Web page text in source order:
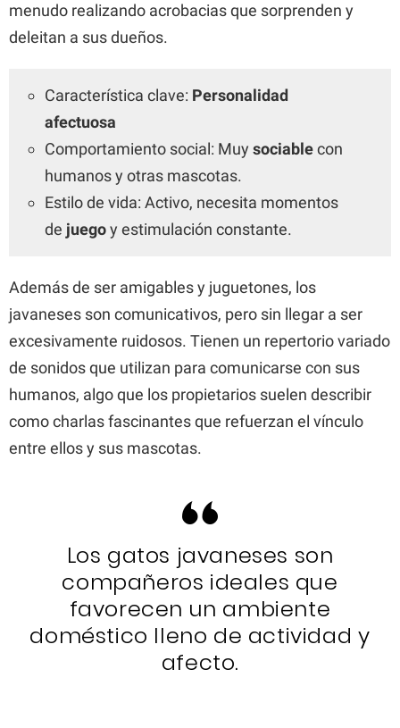
menudo realizando acrobacias que sorprenden y
deleitan a sus dueños.
Característica clave: Personalidad
afectuosa
Comportamiento social: Muy sociablecon
humanos y otras mascotas.
Estilo de vida: Activo, necesita momentos
de juegoy estimulación constante.
Además de ser amigables y juguetones, los
javaneses son comunicativos, pero sin llegar a ser
excesivamente ruidosos. Tienen un repertorio variado
de sonidos que utilizan para comunicarse con sus
humanos, algo que los propietarios suelen describir
como charlas fascinantes que refuerzan el vínculo
entre ellos y sus mascotas.
Los gatos javaneses son
compañeros ideales que
favorecen un ambiente
doméstico lleno de actividad y
afecto.